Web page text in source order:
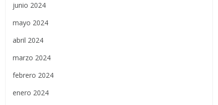
junio 2024
mayo 2024
abril 2024
marzo 2024
febrero 2024
enero 2024